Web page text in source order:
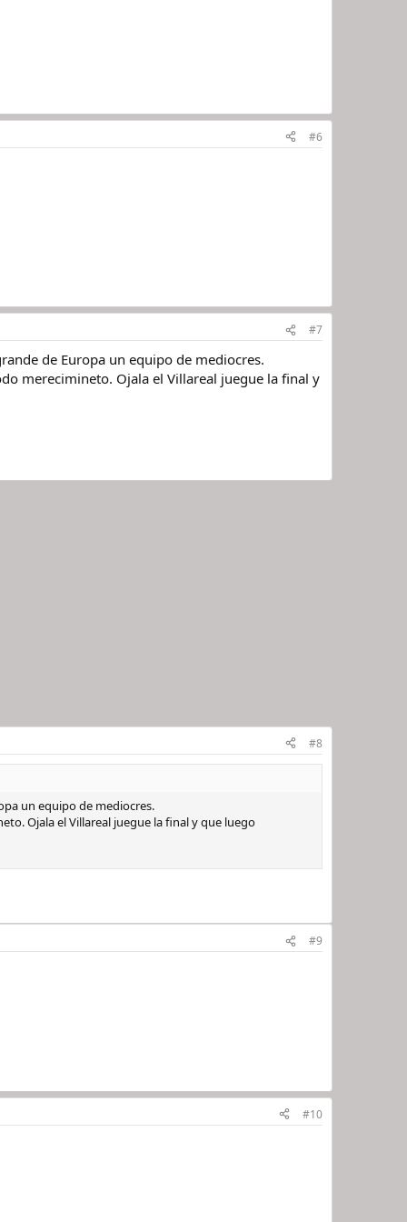
#6
#7
de Europa un equipo de mediocres.
merecimineto. Ojala el Villareal juegue la final y
#8
un equipo de mediocres.
Ojala el Villareal juegue la final y que luego
#9
#10